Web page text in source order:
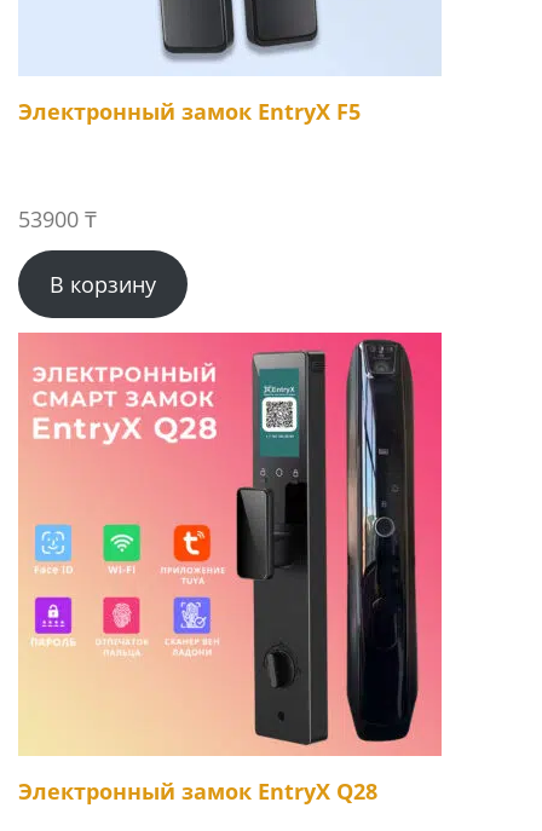
Электронный замок EntryX F5
53900 ₸
В корзину
Электронный замок EntryX Q28